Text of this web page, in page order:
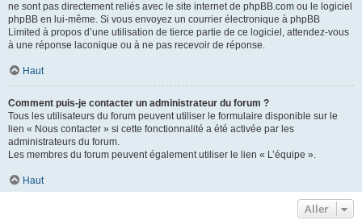
ne sont pas directement reliés avec le site internet de phpBB.com ou le logiciel
phpBB en lui-même. Si vous envoyez un courrier électronique à phpBB
Limited à propos d’une utilisation de tierce partie de ce logiciel, attendez-vous
à une réponse laconique ou à ne pas recevoir de réponse.
Haut
Comment puis-je contacter un administrateur du forum ?
Tous les utilisateurs du forum peuvent utiliser le formulaire disponible sur le
lien « Nous contacter » si cette fonctionnalité a été activée par les
administrateurs du forum.
Les membres du forum peuvent également utiliser le lien « L’équipe ».
Haut
Aller